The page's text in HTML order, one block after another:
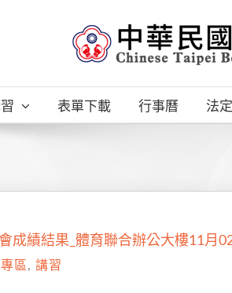
表單下載 行事曆 法
成績結果_體育聯合辦公大樓11月
區 ,講習